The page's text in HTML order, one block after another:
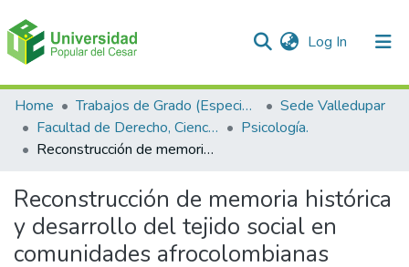
Log In (current)
Communities & Collections
All of DSpace
Home Trabajos de Grado (Especializaciones y Pregrados)
Sede Valledupar
Facultad de Derecho, Ciencias Políticas y Sociales.
Psicología.
Reconstrucción de memoria histórica y desarrollo del tejido social en comunidades afrocolombianas víctimas de la masacre de Bojayá, Chocó
Reconstrucción de memoria histórica
y desarrollo del tejido social en
comunidades afrocolombianas